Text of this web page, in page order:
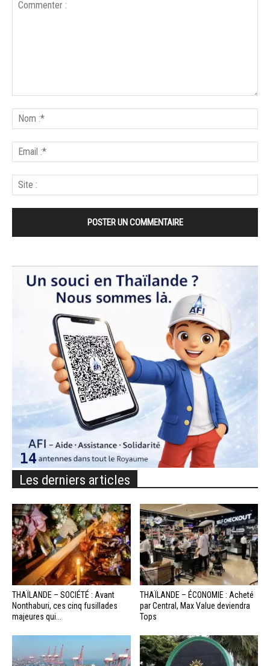
Les derniers articles
THAÏLANDE – SOCIÉTÉ : Avant
Nonthaburi, ces cinq fusillades
majeures qui...
THAÏLANDE – ÉCONOMIE : Acheté
par Central, Max Value deviendra
Tops